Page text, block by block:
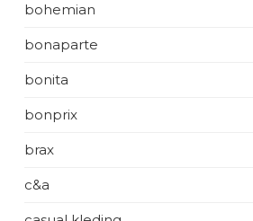
bohemian
bonaparte
bonita
bonprix
brax
c&a